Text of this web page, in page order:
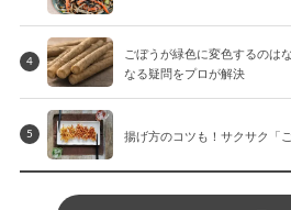
4
ごぼうが緑色に変色するのは
なる疑問をプロが解決
5 揚げ方のコツも！サクサク「